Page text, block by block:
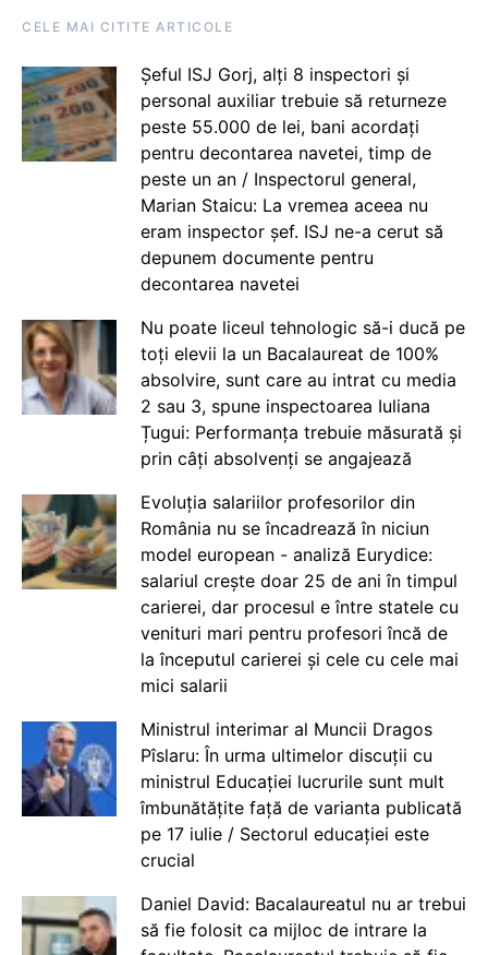
CELE MAI CITITE ARTICOLE
Șeful ISJ Gorj, alți 8 inspectori și
personal auxiliar trebuie să returneze
peste 55.000 de lei, bani acordați
pentru decontarea navetei, timp de
peste un an / Inspectorul general,
Marian Staicu: La vremea aceea nu
eram inspector șef. ISJ ne-a cerut să
depunem documente pentru
decontarea navetei
Nu poate liceul tehnologic să-i ducă pe
toți elevii la un Bacalaureat de 100%
absolvire, sunt care au intrat cu media
2 sau 3, spune inspectoarea Iuliana
Țugui: Performanța trebuie măsurată și
prin câți absolvenți se angajează
Evoluția salariilor profesorilor din
România nu se încadrează în niciun
model european - analiză Eurydice:
salariul crește doar 25 de ani în timpul
carierei, dar procesul e între statele cu
venituri mari pentru profesori încă de
la începutul carierei și cele cu cele mai
mici salarii
Ministrul interimar al Muncii Dragos
Pîslaru: În urma ultimelor discuții cu
ministrul Educației lucrurile sunt mult
îmbunătățite față de varianta publicată
pe 17 iulie / Sectorul educației este
crucial
Daniel David: Bacalaureatul nu ar trebui
să fie folosit ca mijloc de intrare la